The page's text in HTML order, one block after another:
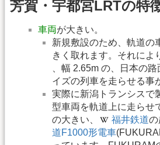
芳賀・宇都宮LRTの特
車両が大きい。
新規敷設のため、軌道の
きく取れます。それによ
、幅 2.65m の、日本の
イズの列車を走らせる事
実際に新潟トランシスで
型車両を軌道上に走らせ
の大きい、
福井鉄道
道F1000形電車